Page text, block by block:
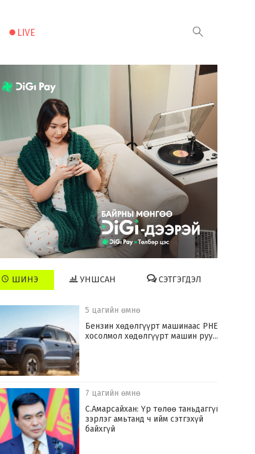
LIVE
ШИНЭ УНШСАН СЭТГЭГДЭЛ
5 цагийн өмнө
​Бензин хөдөлгүүрт машинаас PHEV
хосолмол хөдөлгүүрт машин руу...
7 цагийн өмнө
С.Амарсайхан: Үр төлөө таньдаггүй
зэрлэг амьтанд ч ийм сэтгэхүй
байхгүй